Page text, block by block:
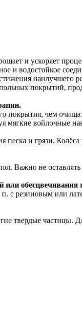
и ускоряет
и водостойкое
наилучшего
покрытий,
покрытия, чем
мягкие войлочные
песка и грязи.
Важно не
или обесцвечивания
с резиновым или
твердые